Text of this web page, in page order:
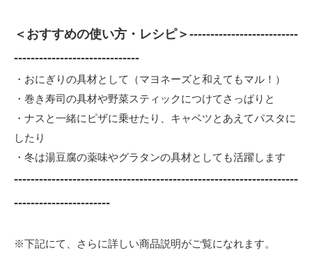
＜おすすめの使い方・レシピ＞--------------------------
------------------------------
・おにぎりの具材として（マヨネーズと和えてもマル！）
・巻き寿司の具材や野菜スティックにつけてさっぱりと
・ナスと一緒にピザに乗せたり、キャベツとあえてパスタに
したり
・冬は湯豆腐の薬味やグラタンの具材としても活躍します
--------------------------------------------------------------------
-----------------------
※下記にて、さらに詳しい商品説明がご覧になれます。